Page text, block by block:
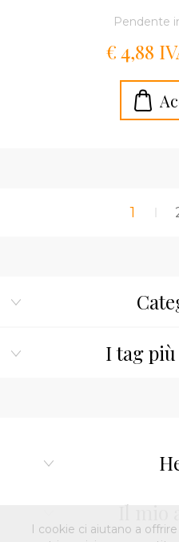
Pendente
€ 4,88
1
I tag
Il mio
I cookie ci aiutano a